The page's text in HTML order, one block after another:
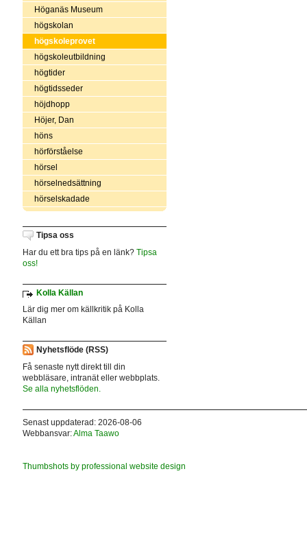
Höganäs Museum
högskolan
högskoleprovet
högskoleutbildning
högtider
högtidsseder
höjdhopp
Höjer, Dan
höns
hörförståelse
hörsel
hörselnedsättning
hörselskadade
Tipsa oss
Har du ett bra tips på en länk? Tipsa
oss!
Kolla Källan
Lär dig mer om källkritik på Kolla
Källan
Nyhetsflöde (RSS)
Få senaste nytt direkt till din
webbläsare, intranät eller webbplats.
Se alla nyhetsflöden.
Senast uppdaterad: 2026-08-06
Webbansvar:Alma Taawo
Thumbshots by professional website design